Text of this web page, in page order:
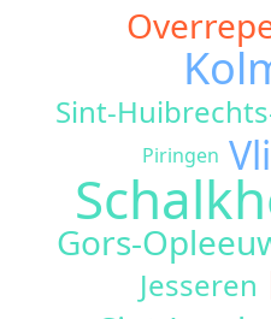
Sint-
Piringen
Gors-
Jesseren